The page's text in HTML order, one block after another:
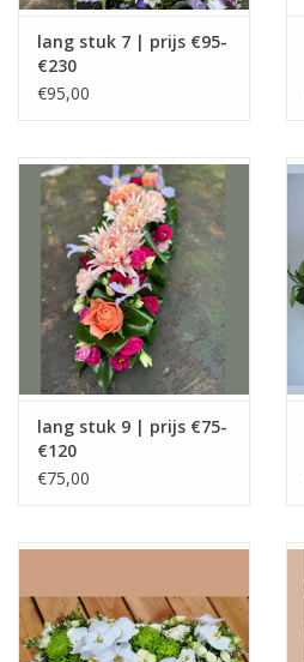
lang stuk 7 | prijs €95-
€230
€95,00
lang stuk 9 | prijs €75-
€120
€75,00